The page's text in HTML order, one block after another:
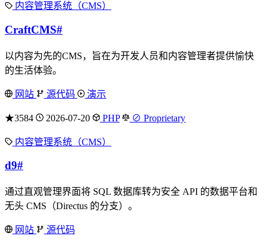
内容管理系统（CMS）
CraftCMS#
以内容为先的CMS，旨在为开发人员和内容管理者提供愉快
的生活体验。
网站 源代码 演示
★3584 2026-07-20 PHP ⊘ Proprietary
内容管理系统（CMS）
d9#
通过直观管理界面将 SQL 数据库转为安全 API 的数据平台和
无头 CMS（Directus 的分支）。
网站 源代码